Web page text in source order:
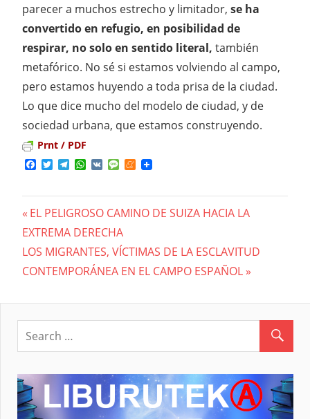
parecer a muchos estrecho y limitador, se ha
convertido en refugio, en posibilidad de
respirar, no solo en sentido literal, también
metafórico. No sé si estamos volviendo al campo,
pero estamos huyendo a toda prisa de la ciudad.
Lo que dice mucho del modelo de ciudad, y de
sociedad urbana, que estamos construyendo.
Prnt / PDF
Facebook
TwitterTelegram
WhatsApp
VK MessageMeneame
Navegación
de
Previous
Post:
EL PELIGROSO CAMINO DE SUIZA HACIA LA
EXTREMA DERECHA
Next
Post:
LOS MIGRANTES, VÍCTIMAS DE LA ESCLAVITUD
CONTEMPORÁNEA EN EL CAMPO ESPAÑOL